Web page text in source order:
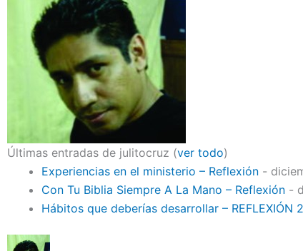
Últimas entradas de julitocruz (ver todo)
Experiencias en el ministerio – Reflexión -
Con Tu Biblia Siempre A La Mano – Reflexión -
Hábitos que deberías desarrollar – REFLEXIÓN 2